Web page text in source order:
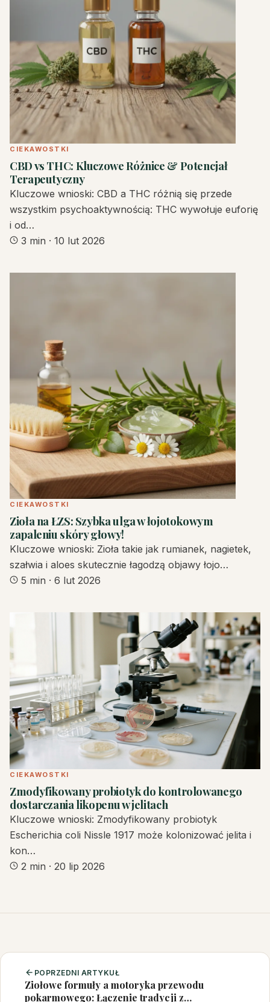
CIEKAWOSTKI
CBD vs THC: Kluczowe Różnice & Potencjał
Terapeutyczny
Kluczowe wnioski: CBD a THC różnią się przede
wszystkim psychoaktywnością: THC wywołuje euforię
i od…
3 min · 10 lut 2026
CIEKAWOSTKI
Zioła na ŁZS: Szybka ulga w łojotokowym
zapaleniu skóry głowy!
Kluczowe wnioski: Zioła takie jak rumianek, nagietek,
szałwia i aloes skutecznie łagodzą objawy łojo…
5 min · 6 lut 2026
CIEKAWOSTKI
Zmodyfikowany probiotyk do kontrolowanego
dostarczania likopenu w jelitach
Kluczowe wnioski: Zmodyfikowany probiotyk
Escherichia coli Nissle 1917 może kolonizować jelita i
kon…
2 min · 20 lip 2026
POPRZEDNI ARTYKUŁ
Ziołowe formuły a motoryka przewodu
pokarmowego: Łączenie tradycji z